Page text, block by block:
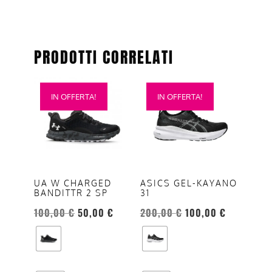
PRODOTTI CORRELATI
IN OFFERTA!
UA W CHARGED
BANDITTR 2 SP
100,00€ 50,00 €
Questo
prodotto
più
varianti.
opzioni
possono
essere
scelte
nella
IN OFFERTA!
ASICS GEL-KAYANO
31
200,00€ 100,00 €
Questo
prodotto
opzioni
possono
essere
scelte
nella